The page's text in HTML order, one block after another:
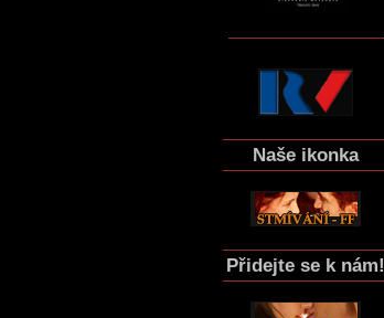
Naše ikonka
Přidejte se k nám!